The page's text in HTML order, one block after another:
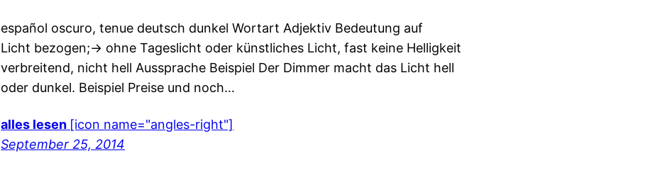
español oscuro, tenue deutsch dunkel Wortart Adjektiv Bedeutung auf
Licht bezogen;-> ohne Tageslicht oder künstliches Licht, fast keine Helligkeit
verbreitend, nicht hell Aussprache Beispiel Der Dimmer macht das Licht hell
oder dunkel. Beispiel Preise und noch…
alles lesen [icon name="angles-right"]
September 25, 2014